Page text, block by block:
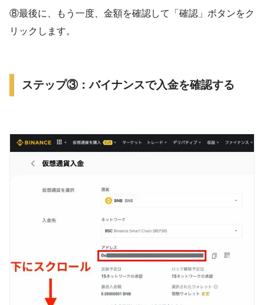
⑧最後に、もう一度、金額を確認して「確認」ボタンをク
リックします。
ステップ③：バイナンスで入金を確認する